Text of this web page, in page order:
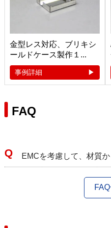
金型レス対応、ブリキシ
ールドケース製作１...
事例詳細
FAQ
EMCを考慮して、材質